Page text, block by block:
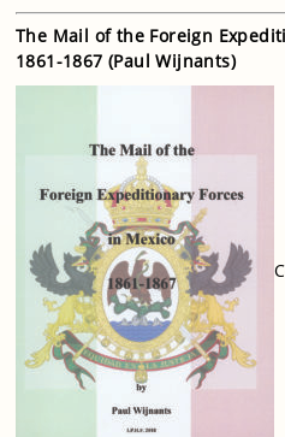
The Mail of the Foreign
1861-1867 (Paul Wijnants)